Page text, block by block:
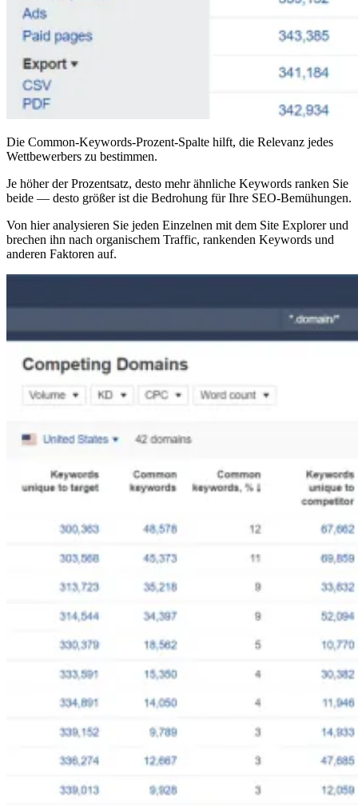
Die Common-Keywords-Prozent-Spalte hilft, die Relevanz jedes
Wettbewerbers zu bestimmen.
Je höher der Prozentsatz, desto mehr ähnliche Keywords ranken Sie
beide — desto größer ist die Bedrohung für Ihre SEO-Bemühungen.
Von hier analysieren Sie jeden Einzelnen mit dem Site Explorer und
brechen ihn nach organischem Traffic, rankenden Keywords und
anderen Faktoren auf.